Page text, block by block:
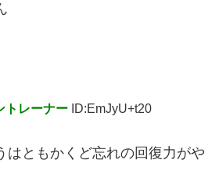
トレーナー ID:EmJyU+t20
はともかくど忘れの回復力がや